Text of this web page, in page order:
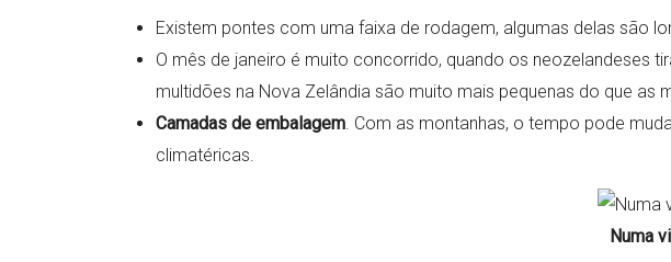
Existem pontes com uma faixa de rodagem, algumas delas são
O mês de janeiro é muito concorrido, quando os neozelandeses
multidões na Nova Zelândia são muito mais pequenas do que as
Camadas de embalagem. Com as montanhas, o tempo pode
climatéricas.
Numa